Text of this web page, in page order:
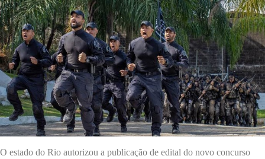
O estado do Rio autorizou a publicação de edital do novo concurso